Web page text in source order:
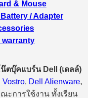
& Mouse
/ Adapter
warranty
ตบุ๊คแบร์น Dell (เดลล์)
Vostro, Dell Alienware,
ะการใช้งาน ทั้งเรียน